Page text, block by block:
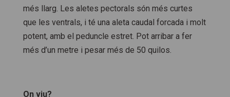
més llarg. Les aletes pectorals són més curtes
que les ventrals, i té una aleta caudal forcada i molt
potent, amb el peduncle estret. Pot arribar a fer
més d’un metre i pesar més de 50 quilos.
On viu?